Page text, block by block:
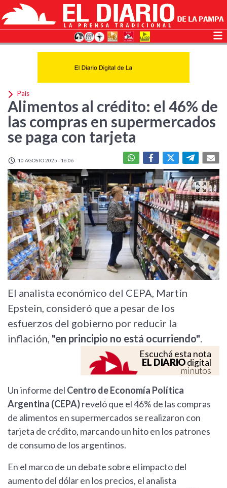
País
Alimentos al crédito: el 46% de
las compras en supermercados
se paga con tarjeta
10 AGOSTO 2025 - 16:06
El analista económico del CEPA, Martín
Epstein, consideró que a pesar de los
esfuerzos del gobierno por reducir la
inflación, "en principio no está ocurriendo".
Escuchá esta nota
EL DIARIOdigital
minutos
Un informe del Centro de Economía Política
Argentina (CEPA)reveló que el 46% de las compras
de alimentos en supermercados se realizaron con
tarjeta de crédito, marcando un hito en los patrones
de consumo de los argentinos.
En el marco de un debate sobre el impacto del
aumento del dólar en los precios, el analista